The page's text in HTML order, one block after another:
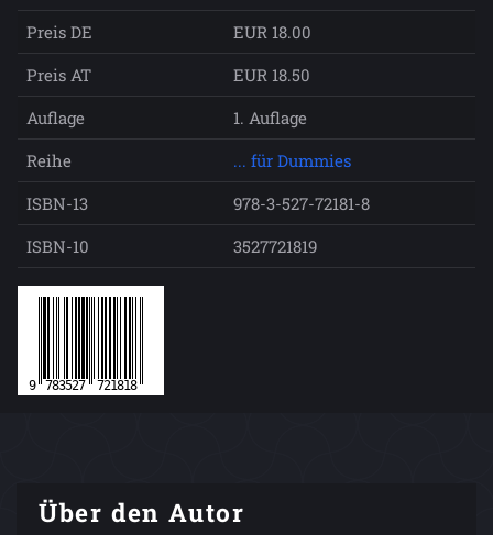
Preis DE
EUR 18.00
Preis AT
EUR 18.50
Auflage
1. Auflage
Reihe
... für Dummies
ISBN-13
978-3-527-72181-8
ISBN-10
3527721819
Über den Autor